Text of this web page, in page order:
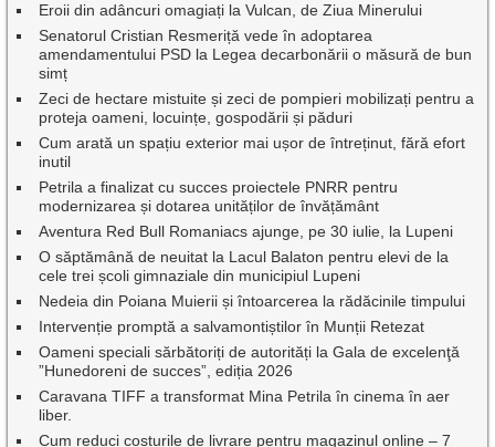
Eroii din adâncuri omagiați la Vulcan, de Ziua Minerului
Senatorul Cristian Resmeriță vede în adoptarea
amendamentului PSD la Legea decarbonării o măsură de bun
simț
Zeci de hectare mistuite și zeci de pompieri mobilizați pentru a
proteja oameni, locuințe, gospodării și păduri
Cum arată un spațiu exterior mai ușor de întreținut, fără efort
inutil
Petrila a finalizat cu succes proiectele PNRR pentru
modernizarea și dotarea unităților de învățământ
Aventura Red Bull Romaniacs ajunge, pe 30 iulie, la Lupeni
O săptămână de neuitat la Lacul Balaton pentru elevi de la
cele trei școli gimnaziale din municipiul Lupeni
Nedeia din Poiana Muierii și întoarcerea la rădăcinile timpului
Intervenție promptă a salvamontiștilor în Munții Retezat
Oameni speciali sărbătoriți de autorități la Gala de excelenţă
”Hunedoreni de succes”, ediția 2026
Caravana TIFF a transformat Mina Petrila în cinema în aer
liber.
Cum reduci costurile de livrare pentru magazinul online – 7